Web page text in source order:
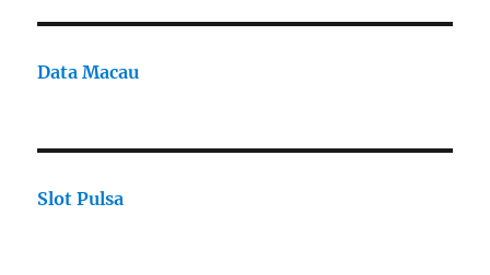
Data Macau
Slot Pulsa